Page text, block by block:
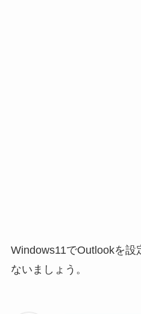
Windows11でOutlookを設
ないましょう。